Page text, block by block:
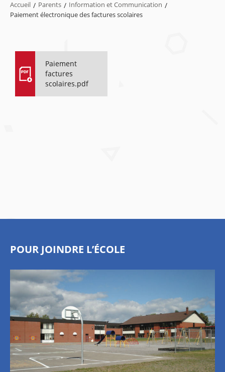
Accueil / Parents / Information et Communication /
Paiement électronique des factures scolaires
Paiement
factures
scolaires.pdf
POUR JOINDRE L’ÉCOLE